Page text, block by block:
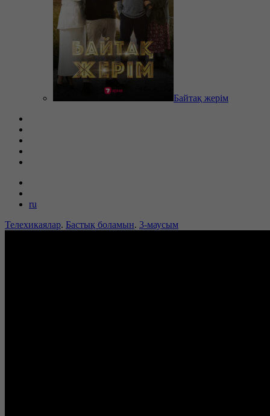
Байтақ жерім
ru
Телехикаялар. Бастық боламын. 3-маусым